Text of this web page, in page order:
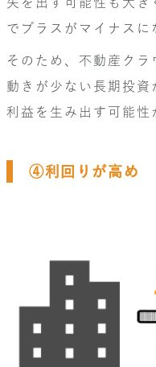
でプラスがマイナスに
そのため、不動産ク
動きが少ない長期投資
利益を生み出す可能性
④利回りが高め